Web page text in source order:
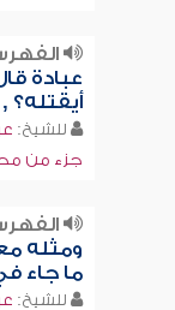
عبادة
للشيخ:
جزء من
ومثله
ما جاء
للشيخ: